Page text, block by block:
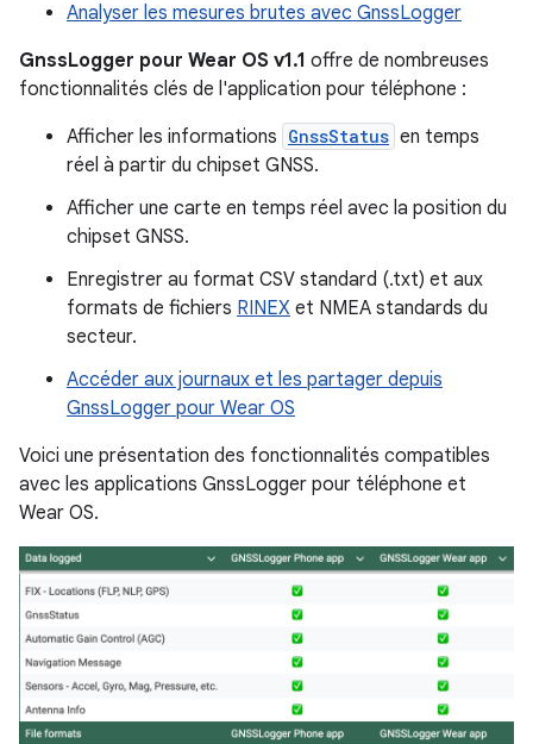
Analyser les mesures brutes avec GnssLogger
GnssLogger pour Wear OS v1.1 offre de nombreuses
fonctionnalités clés de l'application pour téléphone :
Afficher les informations GnssStatus en temps
réel à partir du chipset GNSS.
Afficher une carte en temps réel avec la position du
chipset GNSS.
Enregistrer au format CSV standard (.txt) et aux
formats de fichiers RINEX et NMEA standards du
secteur.
Accéder aux journaux et les partager depuis
GnssLogger pour Wear OS
Voici une présentation des fonctionnalités compatibles
avec les applications GnssLogger pour téléphone et
Wear OS.